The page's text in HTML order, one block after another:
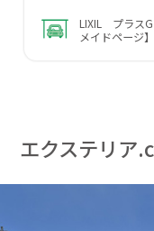
LIXIL プラス
メイドページ】
エクステリア